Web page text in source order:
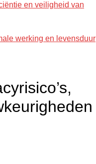
en veiligheid van
werking en levensduur